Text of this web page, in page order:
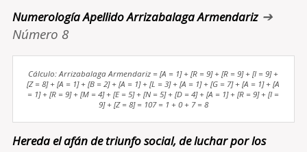
Numerología Apellido Arrizabalaga Armendariz➔
Número 8
Cálculo: Arrizabalaga Armendariz = [A = 1] + [R = 9] + [R = 9] + [I = 9] +
[Z = 8] + [A = 1] + [B = 2] + [A = 1] + [L = 3] + [A = 1] + [G = 7] + [A = 1] + [A
= 1] + [R = 9] + [M = 4] + [E = 5] + [N = 5] + [D = 4] + [A = 1] + [R = 9] + [I =
9] + [Z = 8] = 107 = 1 + 0 + 7 = 8
Hereda el afán de triunfo social, de luchar por los